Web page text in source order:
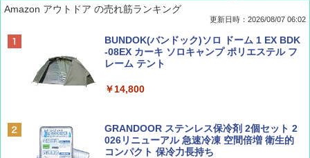
ディズニーファン ２０２６年 ９月号 [雑
誌] (ＤＩＳＮＥＹ ＦＡＮ)
BE-PAL(ビ-パル) 2026年 9 月号【特別付録:
SOTO ミニマル"旅"財布 ランダム2種】
D40 地球の歩き方 チェンマイ タイ北部の魅
力的な町 2026～2027 地球の歩き方D アジア
A09 地球の歩き方 イタリア 2026～2027 地
球の歩き方A ヨーロッパ
[キャンパーズコレクション 山善] ポップアッ
プテント 傘みたいに広げて畳める パッとサ
ッとサンシェード キューブ フルクローズ メ
&ハイキング カーキ PATC-150(KH)
PYKES PEAK (パイクスピーク) 着替えテン
Amazon アウトドア の売れ筋ランキング
更新日時：2026/08/07 06:02
BUNDOK(バンドック)ソロ ドーム 1 EX BDK
-08EX カーキ ソロキャンプ ポリエステル フ
レーム テント
￥14,800
GRANDOOR ステンレス保冷剤 2個セット 2
026リニューアル 急速冷凍 空間倍増 衛生的
コンパクト 保冷力長持ち